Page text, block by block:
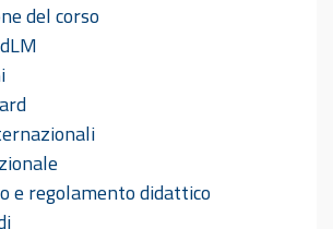
del corso
e regolamento didattico